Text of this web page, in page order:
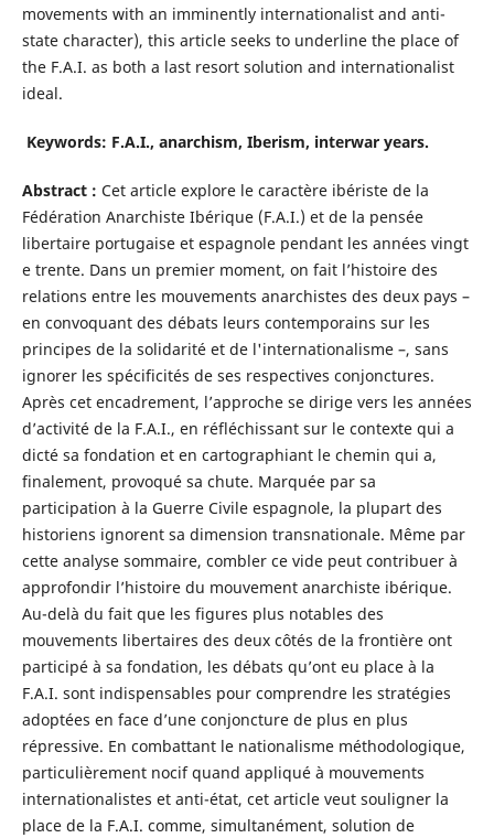
movements with an imminently internationalist and anti-
state character), this article seeks to underline the place of
the F.A.I. as both a last resort solution and internationalist
ideal.
Keywords: F.A.I., anarchism, Iberism, interwar years.
Abstract : Cet article explore le caractère ibériste de la
Fédération Anarchiste Ibérique (F.A.I.) et de la pensée
libertaire portugaise et espagnole pendant les années vingt
e trente. Dans un premier moment, on fait l’histoire des
relations entre les mouvements anarchistes des deux pays –
en convoquant des débats leurs contemporains sur les
principes de la solidarité et de l'internationalisme –, sans
ignorer les spécificités de ses respectives conjonctures.
Après cet encadrement, l’approche se dirige vers les années
d’activité de la F.A.I., en réfléchissant sur le contexte qui a
dicté sa fondation et en cartographiant le chemin qui a,
finalement, provoqué sa chute. Marquée par sa
participation à la Guerre Civile espagnole, la plupart des
historiens ignorent sa dimension transnationale. Même par
cette analyse sommaire, combler ce vide peut contribuer à
approfondir l’histoire du mouvement anarchiste ibérique.
Au-delà du fait que les figures plus notables des
mouvements libertaires des deux côtés de la frontière ont
participé à sa fondation, les débats qu’ont eu place à la
F.A.I. sont indispensables pour comprendre les stratégies
adoptées en face d’une conjoncture de plus en plus
répressive. En combattant le nationalisme méthodologique,
particulièrement nocif quand appliqué à mouvements
internationalistes et anti-état, cet article veut souligner la
place de la F.A.I. comme, simultanément, solution de